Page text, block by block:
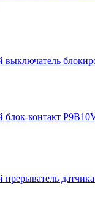
выключатель
блок-контакт
прерыватель